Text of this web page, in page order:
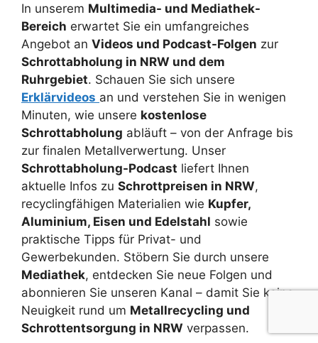
In unserem Multimedia- und Mediathek-
Bereich erwartet Sie ein umfangreiches
Angebot an Videos und Podcast-Folgen zur
Schrottabholung in NRW und dem
Ruhrgebiet. Schauen Sie sich unsere
Erklärvideos an und verstehen Sie in wenigen
Minuten, wie unsere kostenlose
Schrottabholung abläuft – von der Anfrage bis
zur finalen Metallverwertung. Unser
Schrottabholung-Podcast liefert Ihnen
aktuelle Infos zu Schrottpreisen in NRW,
recyclingfähigen Materialien wie Kupfer,
Aluminium, Eisen und Edelstahl sowie
praktische Tipps für Privat- und
Gewerbekunden. Stöbern Sie durch unsere
Mediathek, entdecken Sie neue Folgen und
abonnieren Sie unseren Kanal – damit Sie keine
Neuigkeit rund um Metallrecycling und
Schrottentsorgung in NRW verpassen.